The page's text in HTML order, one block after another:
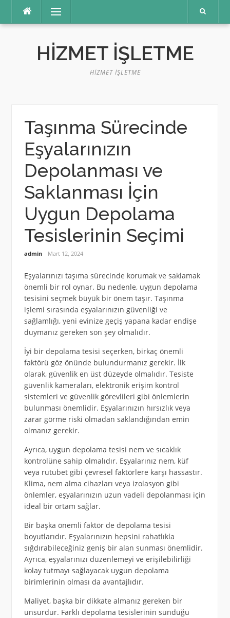
Menü
HIZMET İŞLETME
HIZMET İŞLETME
Taşınma Sürecinde
Eşyalarınızın
Depolanması ve
Saklanması İçin
Uygun Depolama
Tesislerinin Seçimi
admin Mart 12, 2024
Eşyalarınızı taşıma sürecinde korumak ve saklamak
önemli bir rol oynar. Bu nedenle, uygun depolama
tesisini seçmek büyük bir önem taşır. Taşınma
işlemi sırasında eşyalarınızın güvenliği ve
sağlamlığı, yeni evinize geçiş yapana kadar endişe
duymanız gereken son şey olmalıdır.
İyi bir depolama tesisi seçerken, birkaç önemli
faktörü göz önünde bulundurmanız gerekir. İlk
olarak, güvenlik en üst düzeyde olmalıdır. Tesiste
güvenlik kameraları, elektronik erişim kontrol
sistemleri ve güvenlik görevlileri gibi önlemlerin
bulunması önemlidir. Eşyalarınızın hırsızlık veya
zarar görme riski olmadan saklandığından emin
olmanız gerekir.
Ayrıca, uygun depolama tesisi nem ve sıcaklık
kontrolüne sahip olmalıdır. Eşyalarınız nem, küf
veya rutubet gibi çevresel faktörlere karşı hassastır.
Klima, nem alma cihazları veya izolasyon gibi
önlemler, eşyalarınızın uzun vadeli depolanması için
ideal bir ortam sağlar.
Bir başka önemli faktör de depolama tesisi
boyutlarıdır. Eşyalarınızın hepsini rahatlıkla
sığdırabileceğiniz geniş bir alan sunması önemlidir.
Ayrıca, eşyalarınızı düzenlemeyi ve erişilebilirliği
kolay tutmayı sağlayacak uygun depolama
birimlerinin olması da avantajlıdır.
Maliyet, başka bir dikkate almanız gereken bir
unsurdur. Farklı depolama tesislerinin sunduğu